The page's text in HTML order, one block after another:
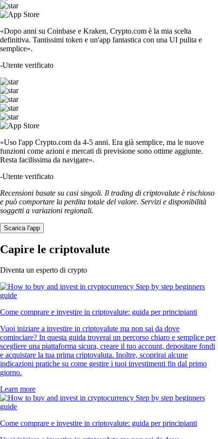
«Dopo anni su Coinbase e Kraken, Crypto.com è la mia scelta
definitiva. Tantissimi token e un'app fantastica con una UI pulita e
semplice».
-Utente verificato
«Uso l'app Crypto.com da 4-5 anni. Era già semplice, ma le nuove
funzioni come azioni e mercati di previsione sono ottime aggiunte.
Resta facilissima da navigare».
-Utente verificato
Recensioni basate su casi singoli. Il trading di criptovalute è rischioso
e può comportare la perdita totale del valore. Servizi e disponibilità
soggetti a variazioni regionali.
Scarica l'app
Capire le criptovalute
Diventa un esperto di crypto
Come comprare e investire in criptovalute: guida per principianti
Vuoi iniziare a investire in criptovalute ma non sai da dove
cominciare? In questa guida troverai un percorso chiaro e semplice per
scegliere una piattaforma sicura, creare il tuo account, depositare fondi
e acquistare la tua prima criptovaluta. Inoltre, scoprirai alcune
indicazioni pratiche su come gestire i tuoi investimenti fin dal primo
giorno.
Learn more
Come comprare e investire in criptovalute: guida per principianti